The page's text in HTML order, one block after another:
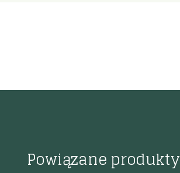
Powiązane produkty